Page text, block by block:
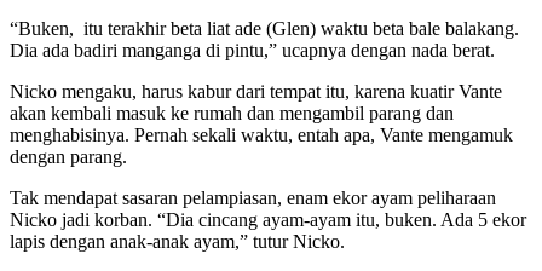
“Buken, itu terakhir beta liat ade (Glen) waktu beta bale balakang.
Dia ada badiri manganga di pintu,” ucapnya dengan nada berat.
Nicko mengaku, harus kabur dari tempat itu, karena kuatir Vante
akan kembali masuk ke rumah dan mengambil parang dan
menghabisinya. Pernah sekali waktu, entah apa, Vante mengamuk
dengan parang.
Tak mendapat sasaran pelampiasan, enam ekor ayam peliharaan
Nicko jadi korban. “Dia cincang ayam-ayam itu, buken. Ada 5 ekor
lapis dengan anak-anak ayam,” tutur Nicko.